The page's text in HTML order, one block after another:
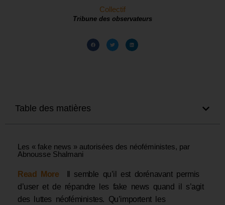
Collectif
Tribune des observateurs
Table des matières
Les « fake news » autorisées des néoféministes, par
Abnousse Shalmani
Read More Il semble qu’il est dorénavant permis
d’user et de répandre les fake news quand il s’agit
des luttes néoféministes. Qu’importent les